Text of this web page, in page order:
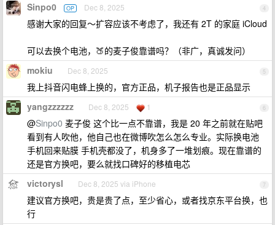
4
Sinpo0 OP Dec 8, 2025
感谢大家的回复～扩容应该不考虑了，我还有 2T 的家庭 iCloud
可以去换个电池，🍑的麦子俊靠谱吗？（非广，真诚发问）
5
mokiu Dec 8, 2025
我上抖音闪电蜂上换的，官方正品，机子报告也是正品显示
6
yangzzzzzz Dec 8, 2025 1
@Sinpo0 麦子俊 这个比一点不靠谱，我是 20 年之前就在贴吧
看到有人吹他，他自己也在微博吹怎么怎么专业。实际换电池
手机回来贴膜 手机壳都没了，机身多了一堆划痕。现在靠谱的
还是官方换吧，要么就找口碑好的移植电芯
7
victorysl Dec 8, 2025 via iPhone
建议官方换吧，贵是贵了点，至少省心，或者找京东平台换，也
行